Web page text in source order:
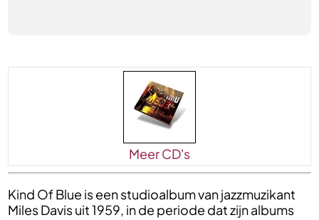
Meer CD's
Kind Of Blue is een studioalbum van jazzmuzikant
Miles Davis uit 1959, in de periode dat zijn albums